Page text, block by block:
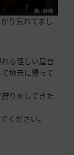
り忘れてまし
る怪しい屋台
地元に帰って
りをしてきた
ください。